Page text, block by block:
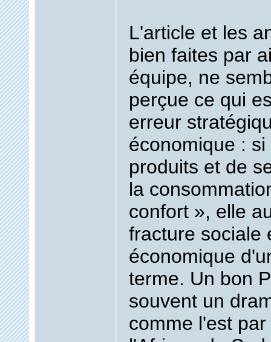
L'article et les
bien faites par
équipe, ne
perçue ce qui
erreur
économique :
produits et de
la
confort », elle
fracture sociale
économique
terme. Un bon
souvent un
comme l'est